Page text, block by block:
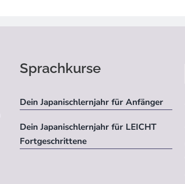
Sprachkurse
Dein Japanischlernjahr für Anfänger
Dein Japanischlernjahr für LEICHT
Fortgeschrittene